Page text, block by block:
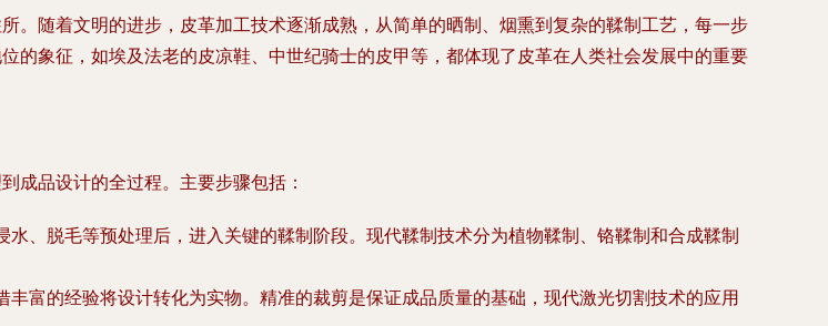
。随着文明的进步，皮革加工技术逐渐成熟，从简单的晒制、烟熏到复杂的鞣制工艺，每一步
的象征，如埃及法老的皮凉鞋、中世纪骑士的皮甲等，都体现了皮革在人类社会发展中的重要
成品设计的全过程。主要步骤包括：
水、脱毛等预处理后，进入关键的鞣制阶段。现代鞣制技术分为植物鞣制、铬鞣制和合成鞣制
丰富的经验将设计转化为实物。精准的裁剪是保证成品质量的基础，现代激光切割技术的应用